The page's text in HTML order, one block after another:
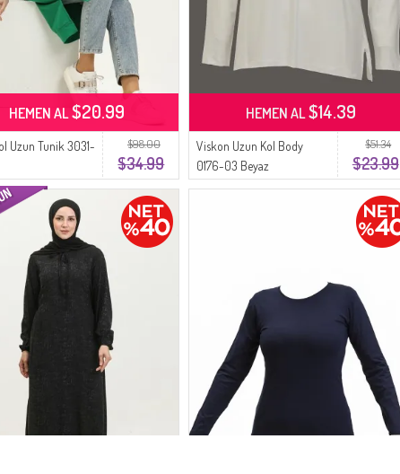
$98.00
$34.99
Uzun Tunik 3031-
HEMEN AL$20.99
$51.34
$23.99
Viskon Uzun Kol Body
0176-03 Beyaz
HEMEN AL$14.39